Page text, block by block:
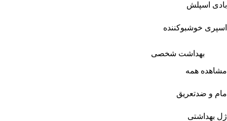
بادی اسپلش
اسپری خوشبوکننده
بهداشت شخصی
مشاهده همه
مام و ضدتعریق
ژل بهداشتی